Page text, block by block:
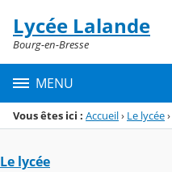
Menu de la rubrique
Contenu
Lycée Lalande
Bourg-en-Bresse
MENU
Vous êtes ici : Accueil› Le lycée›
Le lycée